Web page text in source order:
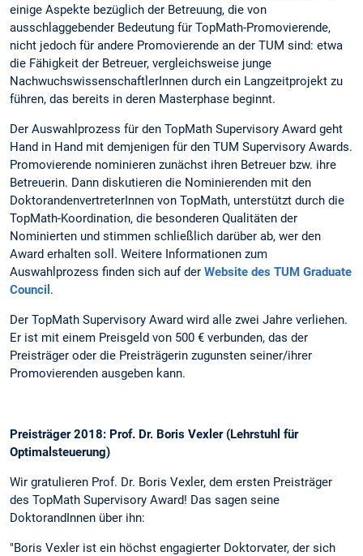
einige Aspekte bezüglich der Betreuung, die von
ausschlaggebender Bedeutung für TopMath-Promovierende,
nicht jedoch für andere Promovierende an der TUM sind: etwa
die Fähigkeit der Betreuer, vergleichsweise junge
NachwuchswissenschaftlerInnen durch ein Langzeitprojekt zu
führen, das bereits in deren Masterphase beginnt.
Der Auswahlprozess für den TopMath Supervisory Award geht
Hand in Hand mit demjenigen für den TUM Supervisory Awards.
Promovierende nominieren zunächst ihren Betreuer bzw. ihre
Betreuerin. Dann diskutieren die Nominierenden mit den
DoktorandenvertreterInnen von TopMath, unterstützt durch die
TopMath-Koordination, die besonderen Qualitäten der
Nominierten und stimmen schließlich darüber ab, wer den
Award erhalten soll. Weitere Informationen zum
Auswahlprozess finden sich auf der Website des TUM Graduate
Council .
Der TopMath Supervisory Award wird alle zwei Jahre verliehen.
Er ist mit einem Preisgeld von 500 € verbunden, das der
Preisträger oder die Preisträgerin zugunsten seiner/ihrer
Promovierenden ausgeben kann.
Preisträger 2018: Prof. Dr. Boris Vexler (Lehrstuhl für
Optimalsteuerung)
Wir gratulieren Prof. Dr. Boris Vexler, dem ersten Preisträger
des TopMath Supervisory Award! Das sagen seine
DoktorandInnen über ihn:
"Boris Vexler ist ein höchst engagierter Doktorvater, der sich